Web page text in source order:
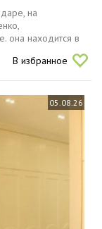
на
она находится в
В избранное
05.08.26